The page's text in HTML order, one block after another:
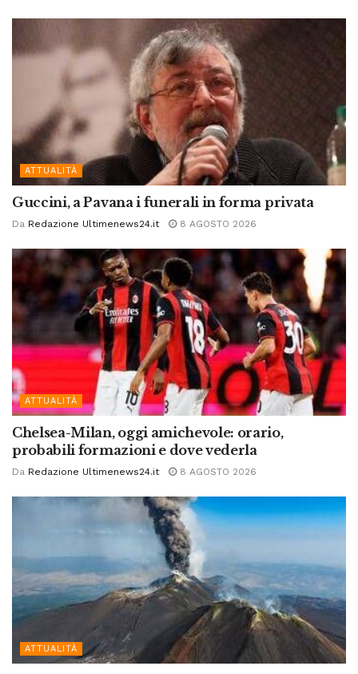
ATTUALITÀ
Guccini, a Pavana i funerali in forma privata
Da Redazione Ultimenews24.it 8 AGOSTO 2026
ATTUALITÀ
Chelsea-Milan, oggi amichevole: orario,
probabili formazioni e dove vederla
Da Redazione Ultimenews24.it 8 AGOSTO 2026
ATTUALITÀ